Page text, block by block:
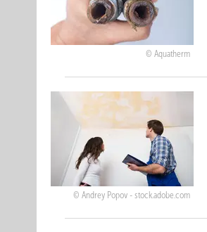
Aquatherm
Andrey Popov - stock.adobe.com